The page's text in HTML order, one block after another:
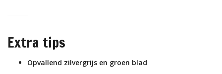
Extra tips
Opvallend zilvergrijs en groen blad